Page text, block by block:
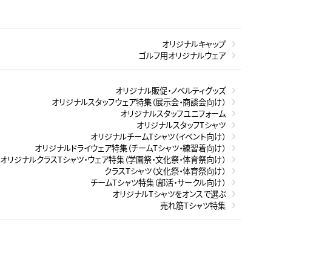
オリジナルキャップ
ゴルフ用オリジナルウェア
オリジナル販促・ノベルティグッズ
オリジナルスタッフウェア特集（展示会・商談会向け）
オリジナルスタッフユニフォーム
オリジナルスタッフTシャツ
オリジナルチームTシャツ（イベント向け）
オリジナルドライウェア特集（チームTシャツ・練習着向け）
オリジナルクラスTシャツ・ウェア特集（学園祭・文化祭・体育祭向け）
クラスTシャツ（文化祭・体育祭向け）
チームTシャツ特集（部活・サークル向け）
オリジナルTシャツをオンスで選ぶ
売れ筋Tシャツ特集